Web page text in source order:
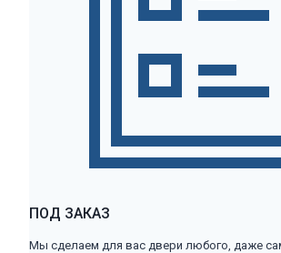
ПОД ЗАКАЗ
Мы сделаем для вас двери любого, даже